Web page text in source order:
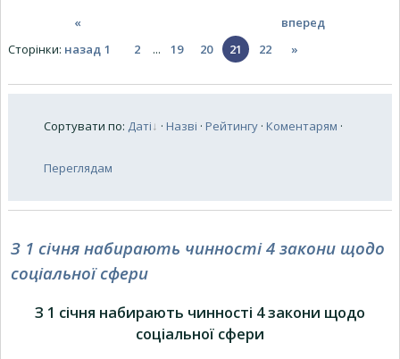
Сторінки:
«
назад 1 2 ... 19 20 21 22
вперед
»
Сортувати по: Даті · Назві · Рейтингу · Коментарям ·
Переглядам
З 1 січня набирають чинності 4 закони щодо
соціальної сфери
З 1 січня набирають чинності 4 закони щодо
соціальної сфери